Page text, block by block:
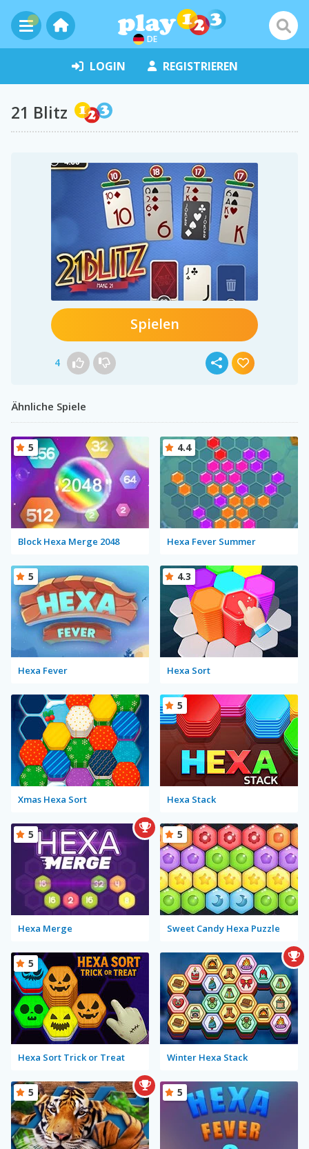
DE
LOGIN REGISTRIEREN
21 Blitz
Spielen
4
Ähnliche Spiele
Block Hexa Merge 2048
5
Hexa Fever Summer
4.4
Hexa Fever
5
Hexa Sort
4.3
Xmas Hexa Sort Hexa Stack
5
Hexa Merge
5
Sweet Candy Hexa Puzzle
5
Hexa Sort Trick or Treat
5
Winter Hexa Stack
5 5